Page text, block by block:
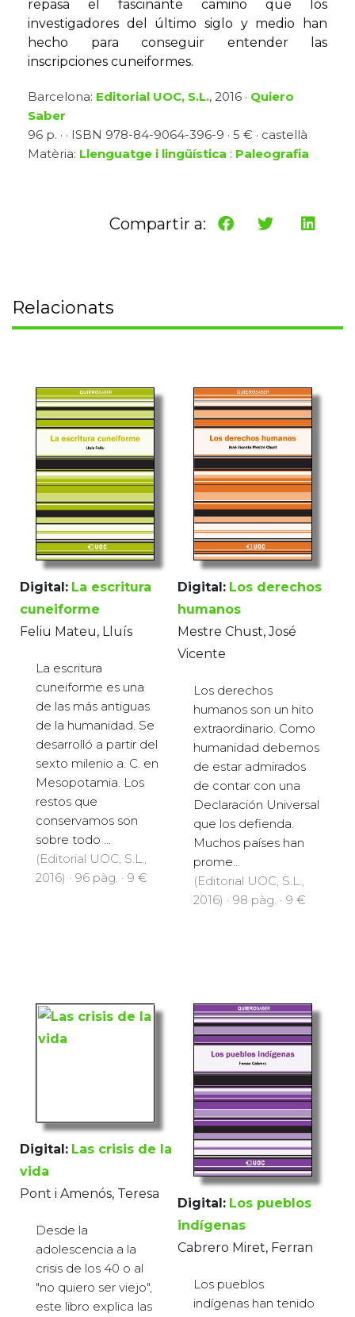
repasa el fascinante camino que los
investigadores del último siglo y medio han
hecho para conseguir entender las
inscripciones cuneiformes.
Barcelona: Editorial UOC, S.L., 2016 · Quiero
Saber
96 p. · · ISBN 978-84-9064-396-9 · 5 € · castellà
Matèria: Llenguatge i lingüística : Paleografia
Compartir a:
Relacionats
Digital: La escritura
cuneiforme
Feliu Mateu, Lluís
La escritura
cuneiforme es una
de las más antiguas
de la humanidad. Se
desarrolló a partir del
sexto milenio a. C. en
Mesopotamia. Los
restos que
conservamos son
sobre todo ...
(Editorial UOC, S.L.,
2016) · 96 pàg. · 9 €
Digital: Los derechos
humanos
Mestre Chust, José
Vicente
Los derechos
humanos son un hito
extraordinario. Como
humanidad debemos
de estar admirados
de contar con una
Declaración Universal
que los defienda.
Muchos países han
prome...
(Editorial UOC, S.L.,
2016) · 98 pàg. · 9 €
Digital: Las crisis de la
vida
Pont i Amenós, Teresa
Desde la
adolescencia a la
crisis de los 40 o al
"no quiero ser viejo",
este libro explica las
Digital: Los pueblos
indígenas
Cabrero Miret, Ferran
Los pueblos
indígenas han tenido